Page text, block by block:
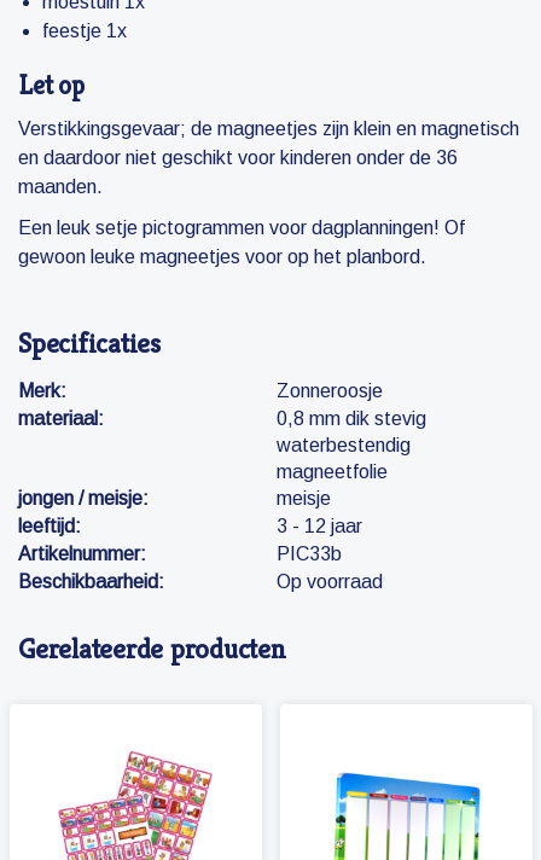
feestje 1x
Let op
Verstikkingsgevaar; de magneetjes zijn klein en magnetisch
en daardoor niet geschikt voor kinderen onder de 36
maanden.
Een leuk setje pictogrammen voor dagplanningen! Of
gewoon leuke magneetjes voor op het planbord.
Specificaties
Merk:
Zonneroosje
materiaal:
0,8 mm dik stevig
waterbestendig
magneetfolie
jongen / meisje:
meisje
leeftijd:
3 - 12 jaar
Artikelnummer:
PIC33b
Beschikbaarheid:
Op voorraad
Gerelateerde producten